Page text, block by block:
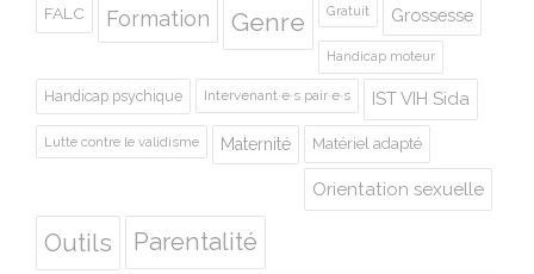
FALC Formation Genre Gratuit Grossesse
Handicap moteur
Handicap psychique Intervenant·e·s pair·e·s IST VIH Sida
Lutte contre le validisme Maternité Matériel adapté
Orientation sexuelle
Outils Parentalité